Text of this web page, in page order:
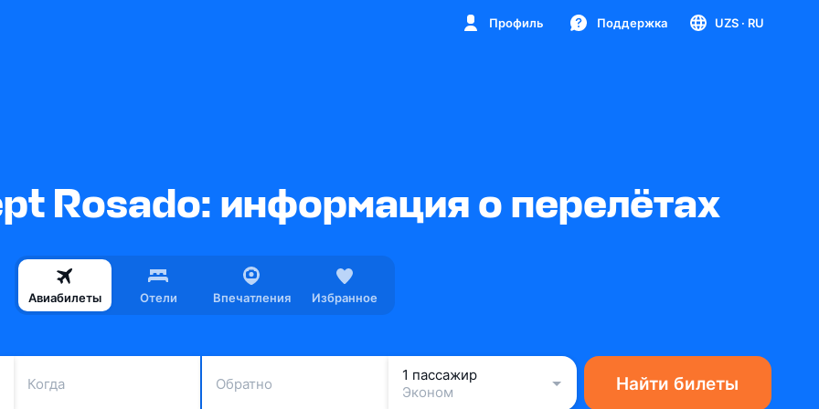
Профиль Поддержка UZS · RU
Rosado: информация о перелётах
Авиабилеты Отели Впечатления Избранное
Когда Обратно
1 пассажир
Эконом
Найти билеты